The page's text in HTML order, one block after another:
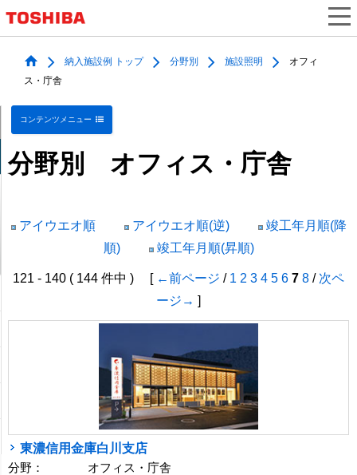
納入施設例 トップ 分野別 施設照明
オフィ
ス・庁舎
コンテンツメニュー
分野別 オフィス・庁舎
アイウエオ順 アイウエオ順(逆)
竣工年月順(降
順)
竣工年月順(昇順)
121 - 140 ( 144 件中 ) [ ←前ページ / 1 2 3 4 5 6 7 8 / 次ペ
ージ→ ]
東濃信用金庫白川支店
分野：
オフィス・庁舎